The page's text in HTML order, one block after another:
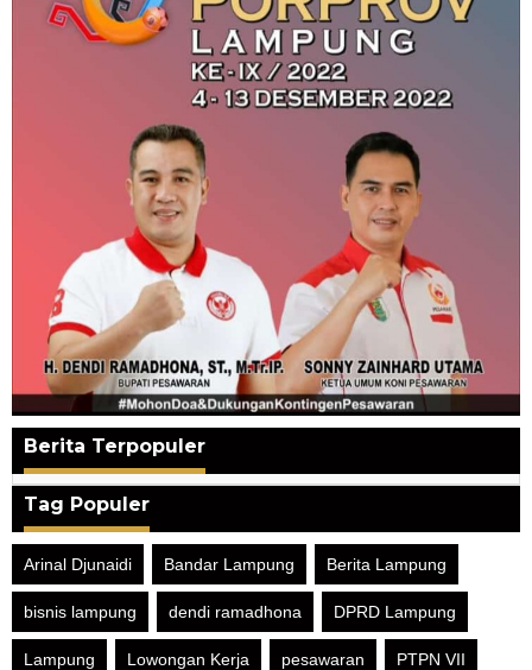
Berita Terpopuler
Tag Populer
Arinal Djunaidi Bandar Lampung Berita Lampung
bisnis lampung dendi ramadhona DPRD Lampung
Lampung Lowongan Kerja pesawaran PTPN VII